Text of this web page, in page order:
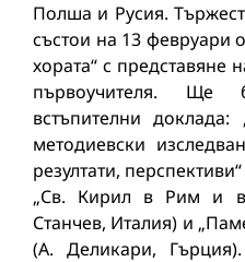
Полша и Русия.
състои на 13 февруари
хората“ с представяне
първоучителя. Ще
встъпителни
методиевски
резултати,
„Св. Кирил в Рим и
Станчев, Италия) и
(А. Деликари,